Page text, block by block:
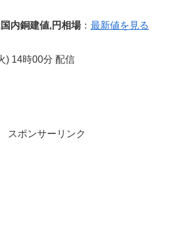
内銅建値,円相場： 最新値を見る
) 14時00分 配信
スポンサーリンク